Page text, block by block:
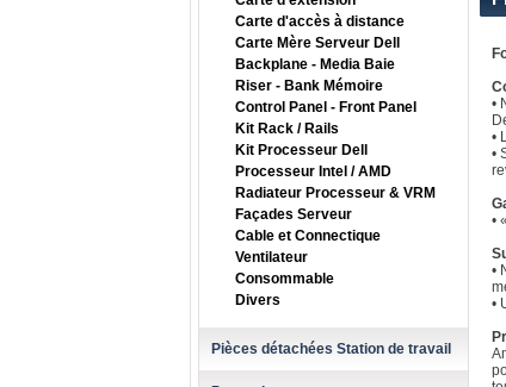
Carte d'accès à distance
Carte Mère Serveur Dell
Backplane - Media Baie
Riser - Bank Mémoire
Control Panel - Front Panel
Kit Rack / Rails
Kit Processeur Dell
Processeur Intel / AMD
Radiateur Processeur & VRM
Façades Serveur
Cable et Connectique
Ventilateur
Consommable
Divers
Pièces détachées Station de travail
•
•
•
• «
•
•